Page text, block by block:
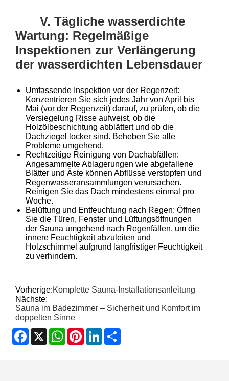
V. Tägliche wasserdichte
Wartung: Regelmäßige
Inspektionen zur Verlängerung
der wasserdichten Lebensdauer
Umfassende Inspektion vor der Regenzeit:
Konzentrieren Sie sich jedes Jahr von April bis
Mai (vor der Regenzeit) darauf, zu prüfen, ob die
Versiegelung Risse aufweist, ob die
Holzölbeschichtung abblättert und ob die
Dachziegel locker sind. Beheben Sie alle
Probleme umgehend.
Rechtzeitige Reinigung von Dachabfällen:
Angesammelte Ablagerungen wie abgefallene
Blätter und Äste können Abflüsse verstopfen und
Regenwasseransammlungen verursachen.
Reinigen Sie das Dach mindestens einmal pro
Woche.
Belüftung und Entfeuchtung nach Regen: Öffnen
Sie die Türen, Fenster und Lüftungsöffnungen
der Sauna umgehend nach Regenfällen, um die
innere Feuchtigkeit abzuleiten und
Holzschimmel aufgrund langfristiger Feuchtigkeit
zu verhindern.
Vorherige:Komplette Sauna-Installationsanleitung
Nächste:
Sauna im Badezimmer – Sicherheit und Komfort im
doppelten Sinne
Facebook
X WhatsApp
PinterestLinkedIn